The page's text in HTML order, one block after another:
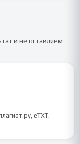
и не оставляем
eTXT.